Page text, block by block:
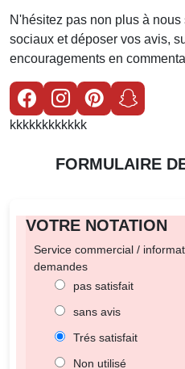
N'hésitez pas non plus à
sociaux et déposer vos avis,
encouragements en
kkkkkkkkkkkk
FORMULAIRE
VOTRE NOTATION
Service commercial /
demandes
pas satisfait
sans avis
Trés satisfait
Non utilisé